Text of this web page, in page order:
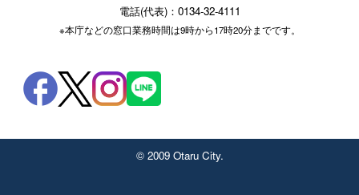
電話(代表)：0134-32-4111
※本庁などの窓口業務時間は9時から17時20分までです。
© 2009 Otaru City.